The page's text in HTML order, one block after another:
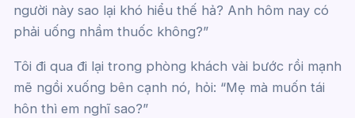
người này sao lại khó hiểu thế hả? Anh hôm nay có
phải uống nhầm thuốc không?”
Tôi đi qua đi lại trong phòng khách vài bước rồi mạnh
mẽ ngồi xuống bên cạnh nó, hỏi: “Mẹ mà muốn tái
hôn thì em nghĩ sao?”